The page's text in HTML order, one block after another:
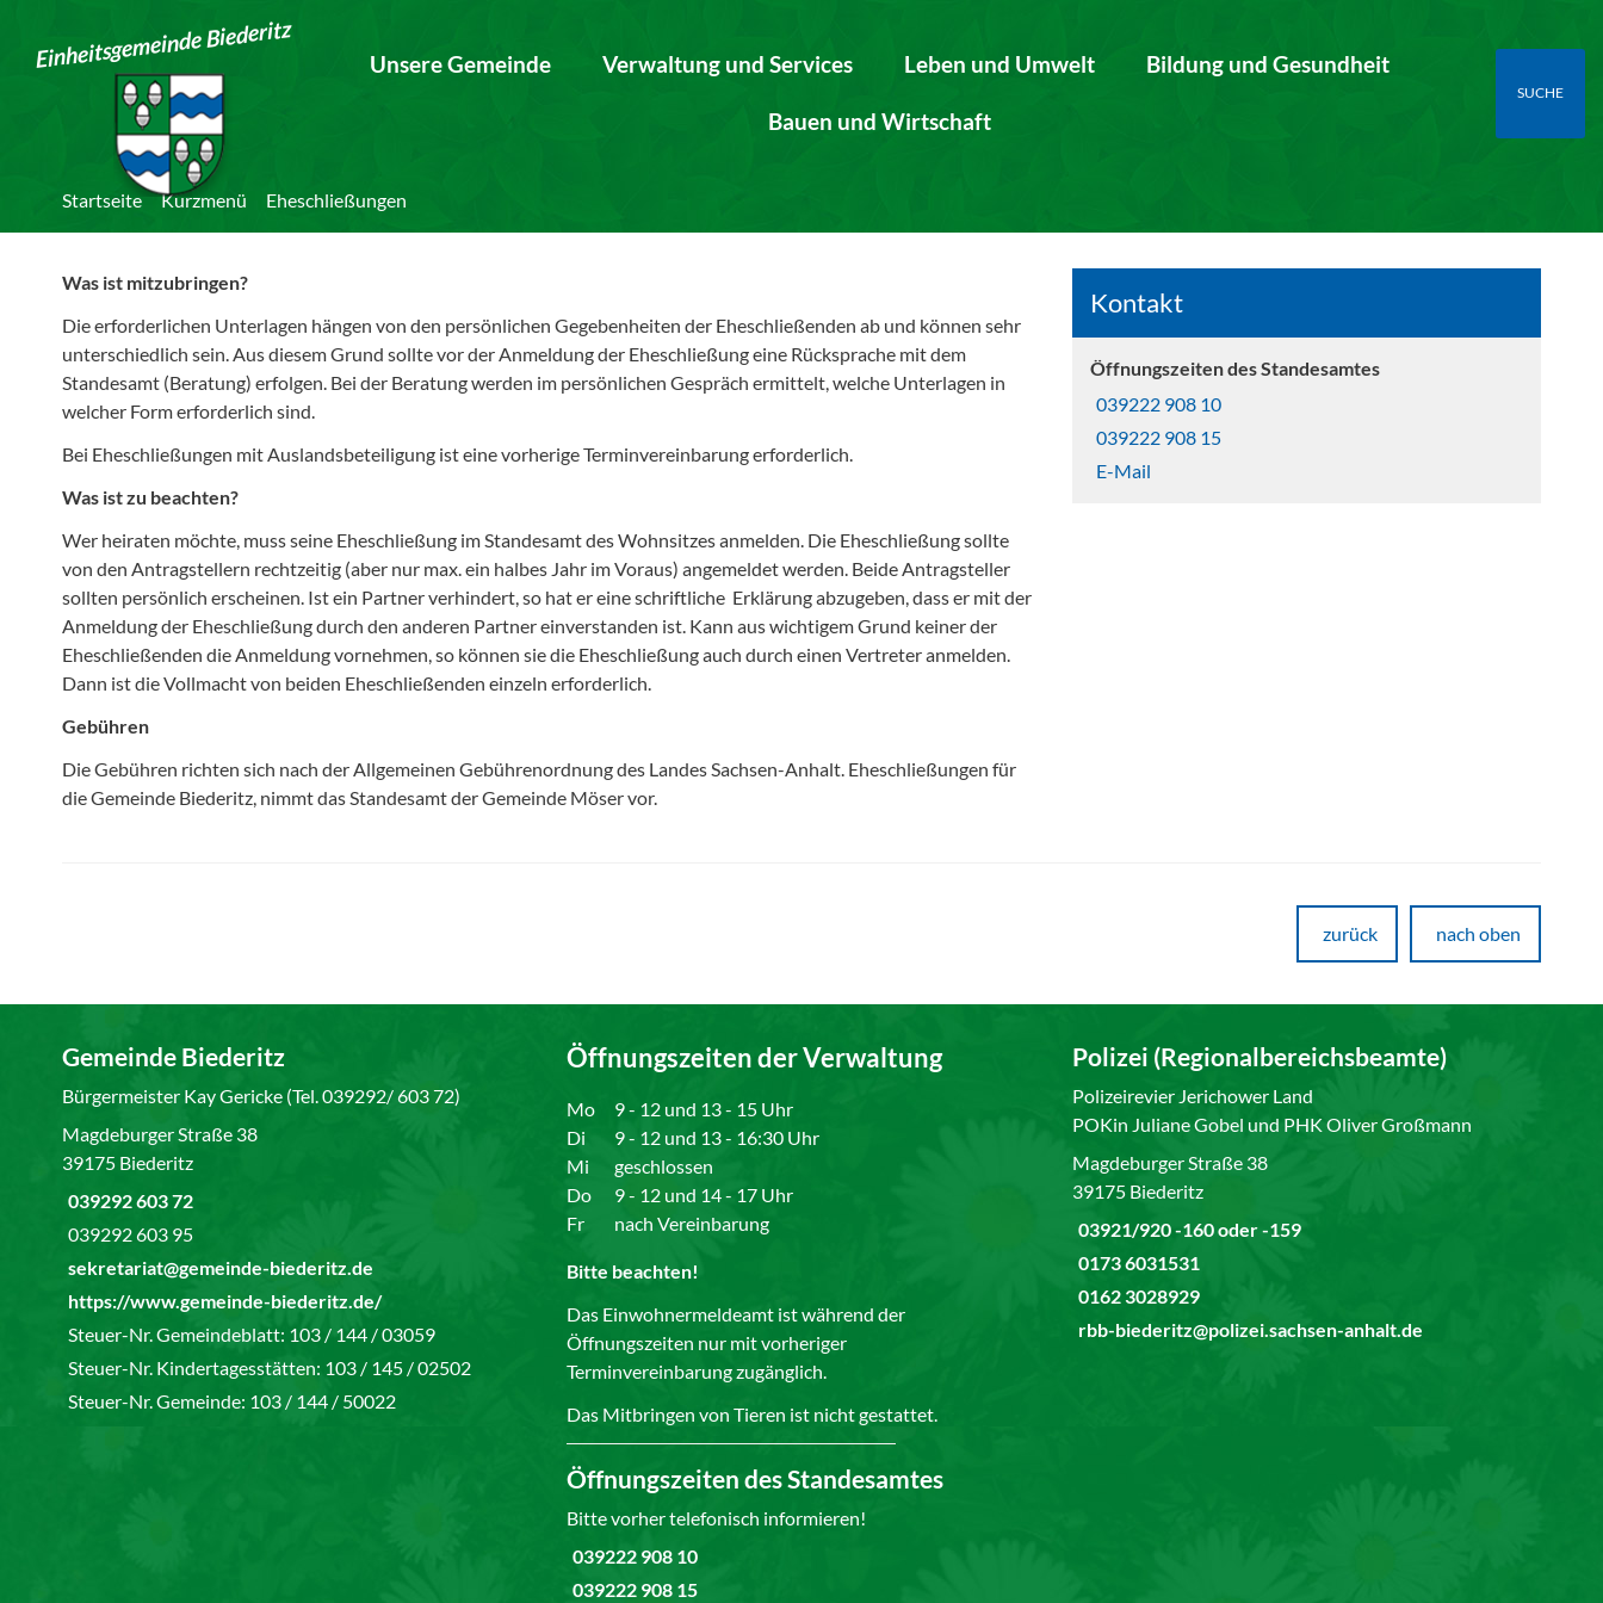
Einheitsgemeinde Biederitz Unsere Gemeinde Verwaltung und Services Leben und Umwelt Bildung und Gesundheit
Bauen und Wirtschaft
SUCHE
Startseite Kurzmenü Eheschließungen
Was ist mitzubringen?
Die erforderlichen Unterlagen hängen von den persönlichen Gegebenheiten der Eheschließenden ab und können sehr
unterschiedlich sein. Aus diesem Grund sollte vor der Anmeldung der Eheschließung eine Rücksprache mit dem
Standesamt (Beratung) erfolgen. Bei der Beratung werden im persönlichen Gespräch ermittelt, welche Unterlagen in
welcher Form erforderlich sind.
Bei Eheschließungen mit Auslandsbeteiligung ist eine vorherige Terminvereinbarung erforderlich.
Was ist zu beachten?
Wer heiraten möchte, muss seine Eheschließung im Standesamt des Wohnsitzes anmelden. Die Eheschließung sollte
von den Antragstellern rechtzeitig (aber nur max. ein halbes Jahr im Voraus) angemeldet werden. Beide Antragsteller
sollten persönlich erscheinen. Ist ein Partner verhindert, so hat er eine schriftliche Erklärung abzugeben, dass er mit der
Anmeldung der Eheschließung durch den anderen Partner einverstanden ist. Kann aus wichtigem Grund keiner der
Eheschließenden die Anmeldung vornehmen, so können sie die Eheschließung auch durch einen Vertreter anmelden.
Dann ist die Vollmacht von beiden Eheschließenden einzeln erforderlich.
Gebühren
Die Gebühren richten sich nach der Allgemeinen Gebührenordnung des Landes Sachsen-Anhalt. Eheschließungen für
die Gemeinde Biederitz, nimmt das Standesamt der Gemeinde Möser vor.
Kontakt
Öffnungszeiten des Standesamtes
039222 908 10
039222 908 15
E-Mail
zurück nach oben
Gemeinde Biederitz
Bürgermeister Kay Gericke (Tel. 039292/ 603 72)
Magdeburger Straße 38
39175 Biederitz
039292 603 72
039292 603 95
sekretariat@gemeinde-biederitz.de
https://www.gemeinde-biederitz.de/
Steuer-Nr. Gemeindeblatt: 103 / 144 / 03059
Steuer-Nr. Kindertagesstätten: 103 / 145 / 02502
Steuer-Nr. Gemeinde: 103 / 144 / 50022
Öffnungszeiten der Verwaltung
Mo
9 - 12 und 13 - 15 Uhr
Di
9 - 12 und 13 - 16:30 Uhr
Mi
geschlossen
Do
9 - 12 und 14 - 17 Uhr
Fr
nach Vereinbarung
Bitte beachten!
Das Einwohnermeldeamt ist während der
Öffnungszeiten nur mit vorheriger
Terminvereinbarung zugänglich.
Das Mitbringen von Tieren ist nicht gestattet.
Öffnungszeiten des Standesamtes
Bitte vorher telefonisch informieren!
039222 908 10
039222 908 15
Polizei (Regionalbereichsbeamte)
Polizeirevier Jerichower Land
POKin Juliane Gobel und PHK Oliver Großmann
Magdeburger Straße 38
39175 Biederitz
03921/920 -160 oder -159
0173 6031531
0162 3028929
rbb-biederitz@polizei.sachsen-anhalt.de